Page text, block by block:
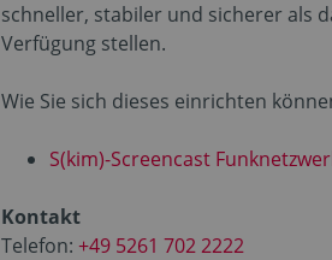
schneller, stabiler und sicherer als
Verfügung stellen.
Wie Sie sich dieses einrichten
S(kim)-Screencast
Kontakt
Telefon: +49 5261 702 2222